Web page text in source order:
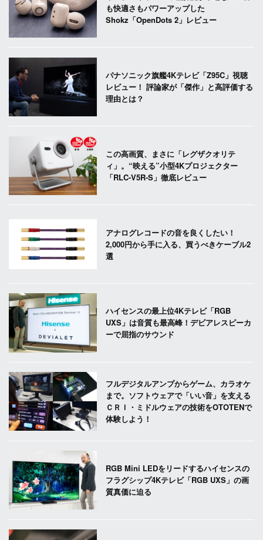
も快適さもパワーアップした
Shokz「OpenDots 2」レビュー
パナソニック旗艦4Kテレビ「Z95C」視聴
レビュー！ 評論家が「傑作」と高評価する
理由とは？
この高画質、まさに「レグザクオリテ
ィ」。“映える”小型4Kプロジェクター
「RLC-V5R-S」徹底レビュー
アナログレコードの音を良くしたい！
2,000円から手に入る、買うべきケーブル2
選
ハイセンスの最上位4Kテレビ「RGB
UXS」は音質も最高峰！デビアレスピーカ
ーで屈指のサウンド
フルデジタルアンプからゲーム、カラオケ
まで。ソフトウェアで「いい音」を支える
ＣＲＩ・ミドルウェアの技術をOTOTENで
体験しよう！
RGB Mini LEDをリードするハイセンスの
フラグシップ4Kテレビ「RGB UXS」の画
質真価に迫る